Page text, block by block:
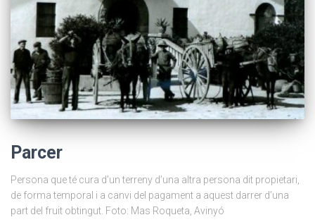
Parcer
Persona que té cura d’un terreny d’una altra persona dit propietari,
de forma temporal i a canvi del pagament a aquest darrer d’una
part del fruit obtingut. Foto: Mas Roqueta, Avinyó